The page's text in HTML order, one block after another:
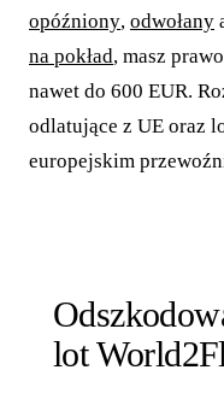
opóźniony, odwołany
na pokład, masz
nawet do 600 EUR.
odlatujące z UE oraz
europejskim
lot